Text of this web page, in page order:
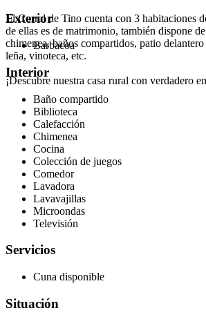
El Corral de Tino cuenta con 3 habitaciones
de ellas es de matrimonio, también dispone
chimenea, baños compartidos, patio
leña, vinoteca, etc.
¡Descubre nuestra casa rural con verdadero
Exterior
Barbacoa
Interior
Baño compartido
Biblioteca
Calefacción
Chimenea
Cocina
Colección de juegos
Comedor
Lavadora
Lavavajillas
Microondas
Televisión
Servicios
Cuna disponible
Situación